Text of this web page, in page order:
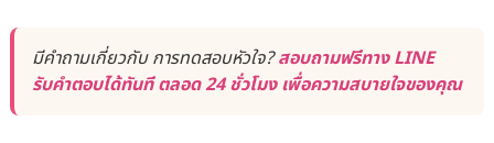
มีคำถามเกี่ยวกับ การทดสอบหัวใจ?สอบถามฟรีทาง LINE
รับคำตอบได้ทันที ตลอด 24 ชั่วโมง เพื่อความสบายใจของคุณ